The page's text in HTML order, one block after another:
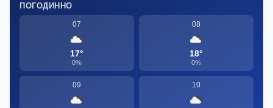
ПОГОДИННО
07
17°
0%
08
18°
0%
09 10